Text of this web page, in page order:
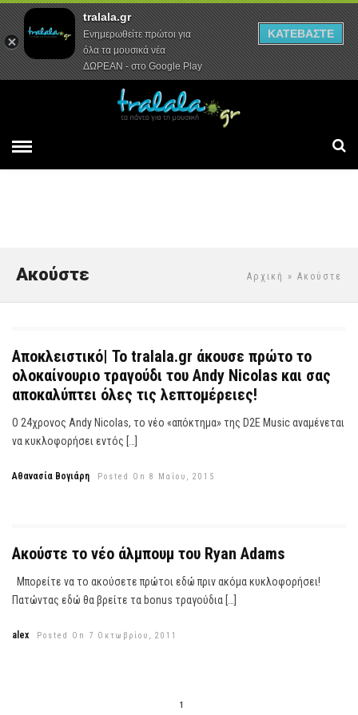
Αρχική Συνεντεύξεις Ρεπορτάζ
Αρχική » Ακούστε
Ακούστε
Αποκλειστικό| Το tralala.gr άκουσε πρώτο το
ολοκαίνουριο τραγούδι του Andy Nicolas και σας
αποκαλύπτει όλες τις λεπτομέρειες!
Ο 24χρονος Andy Nicolas, το νέο «απόκτημα» της D2E Music αναμένεται
να κυκλοφορήσει εντός […]
Αθανασία Βογιάρη Posted On 8 Μαΐου, 2015
Ακούστε το νέο άλμπουμ του Ryan Adams
Μπορείτε να το ακούσετε πρώτοι εδώ πριν ακόμα κυκλοφορήσει!
Πατώντας εδώ θα βρείτε τα bonus τραγούδια […]
alex Posted On 7 Οκτωβρίου, 2011
1
tralala.gr
Ενημερωθείτε πρώτοι για
όλα τα μουσικά νέα
ΔΩΡΕΑΝ - στο Google Play
ΚΑΤΕΒΑΣΤΕ